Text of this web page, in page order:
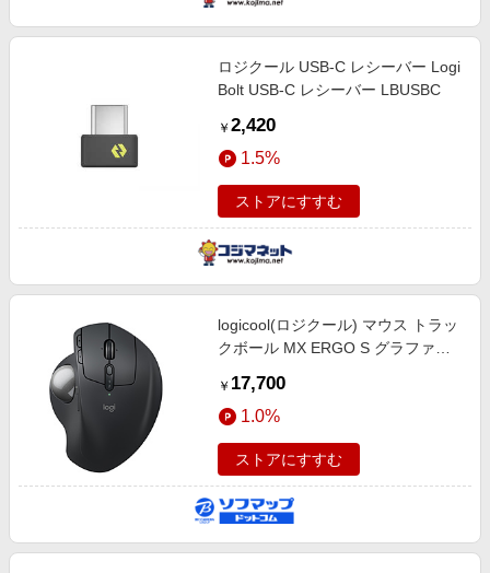
ロジクール USB-C レシーバー Logi
Bolt USB-C レシーバー LBUSBC
￥ 2,420
1.5%
ストアにすすむ
logicool(ロジクール) マウス トラッ
クボール MX ERGO S グラファイ
ス) /8ボタン /Bluetooth・USB］
￥ 17,700
1.0%
ストアにすすむ